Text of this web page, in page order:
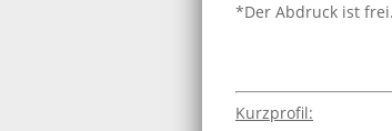
*Der Abdruck ist
Kurzprofil: